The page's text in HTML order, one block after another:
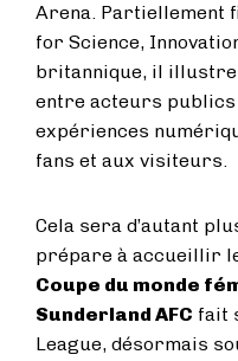
Arena. Partiellement
for Science,
britannique, il
entre acteurs
expériences
fans et aux visiteurs.
Cela sera d’autant
prépare à accueillir
Coupe du monde
Sunderland AFC fait
League, désormais